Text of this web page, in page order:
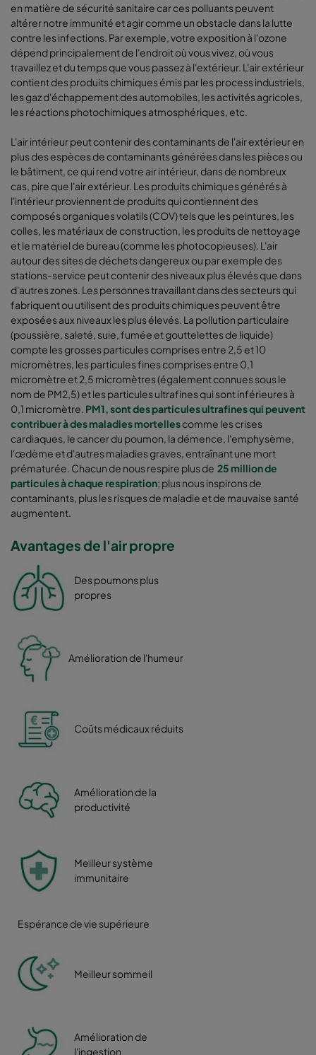
en matière de sécurité sanitaire car ces polluants peuvent
altérer notre immunité et agir comme un obstacle dans la lutte
contre les infections. Par exemple, votre exposition à l'ozone
dépend principalement de l'endroit où vous vivez, où vous
travaillez et du temps que vous passez à l'extérieur. L'air extérieur
contient des produits chimiques émis par les process industriels,
les gaz d'échappement des automobiles, les activités agricoles,
les réactions photochimiques atmosphériques, etc.
L'air intérieur peut contenir des contaminants de l'air extérieur en
plus des espèces de contaminants générées dans les pièces ou
le bâtiment, ce qui rend votre air intérieur, dans de nombreux
cas, pire que l'air extérieur. Les produits chimiques générés à
l'intérieur proviennent de produits qui contiennent des
composés organiques volatils (COV) tels que les peintures, les
colles, les matériaux de construction, les produits de nettoyage
et le matériel de bureau (comme les photocopieuses). L'air
autour des sites de déchets dangereux ou par exemple des
stations-service peut contenir des niveaux plus élevés que dans
d'autres zones. Les personnes travaillant dans des secteurs qui
fabriquent ou utilisent des produits chimiques peuvent être
exposées aux niveaux les plus élevés. La pollution particulaire
(poussière, saleté, suie, fumée et gouttelettes de liquide)
compte les grosses particules comprises entre 2,5 et 10
micromètres, les particules fines comprises entre 0,1
micromètre et 2,5 micromètres (également connues sous le
nom de PM2,5) et les particules ultrafines qui sont inférieures à
0,1 micromètre. PM1, sont des particules ultrafines qui peuvent
contribuer à des maladies mortellescomme les crises
cardiaques, le cancer du poumon, la démence, l'emphysème,
l'œdème et d'autres maladies graves, entraînant une mort
prématurée. Chacun de nous respire plus de 25 million de
particules à chaque respiration; plus nous inspirons de
contaminants, plus les risques de maladie et de mauvaise santé
augmentent.
Avantages de l'air propre
Des poumons plus
propres
Amélioration de l'humeur
Coûts médicaux réduits
Amélioration de la
productivité
Meilleur système
immunitaire
Espérance de vie supérieure
Meilleur sommeil
Amélioration de
l'ingestion